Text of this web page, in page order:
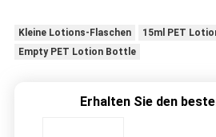
Kleine Lotions-Flaschen
15ml PET
Empty PET Lotion Bottle
Erhalten Sie den